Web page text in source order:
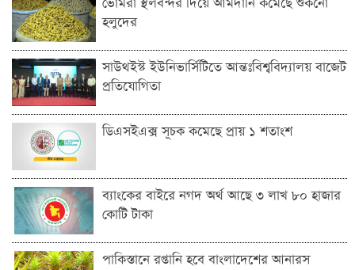
হলুদের
সাউথইস্ট ইউনিভার্সিটিতে আন্তঃবিশ্ববিদ্যালয় বাজেট
প্রতিযোগিতা
ডিএসইএক্স সূচক কমেছে প্রায় ১ শতাংশ
ব্যাংকের বাইরে নগদ অর্থ আছে ৩ লাখ ৮০ হাজার
কোটি টাকা
পাকিস্তানে রপ্তানি হবে বাংলাদেশের আনারস